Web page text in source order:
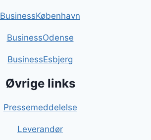
BusinessKøbenhavn
BusinessOdense
BusinessEsbjerg
Øvrige links
Pressemeddelelse
Leverandør